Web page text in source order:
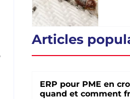
Articles
ERP pour PME en
quand et comment